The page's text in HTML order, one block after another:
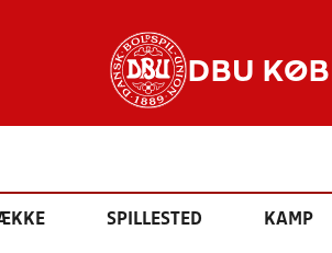
DBU
SPILLESTED KAMP